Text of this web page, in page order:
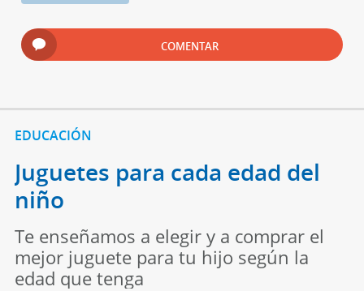
COMENTAR
EDUCACIÓN
Juguetes para cada edad del
niño
Te enseñamos a elegir y a comprar el
mejor juguete para tu hijo según la
edad que tenga